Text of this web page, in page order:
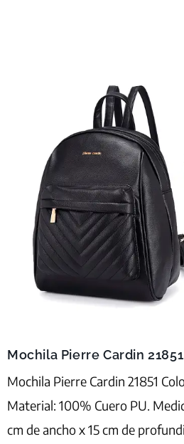
Mochila Pierre Cardin 21851
Mochila Pierre Cardin 21851
Material: 100% Cuero PU.
cm de ancho x 15 cm de